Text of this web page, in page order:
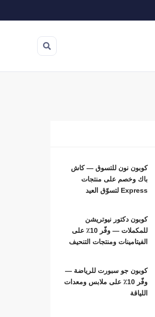
كوبون نون للتسوق — كاش
باك وخصم على منتجات
Express لتسوّق العيد
كوبون دكتور نيوتريشن
للمكملات — وفّر 10٪ على
الفيتامينات ومنتجات التنحيف
كوبون جو سبورت للرياضة —
وفّر 10٪ على ملابس ومعدات
اللياقة